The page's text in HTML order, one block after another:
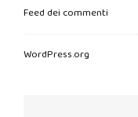
Feed dei commenti
WordPress.org